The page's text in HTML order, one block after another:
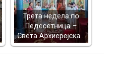
Трета недела по
Педесетница –
Света Архиерејска…